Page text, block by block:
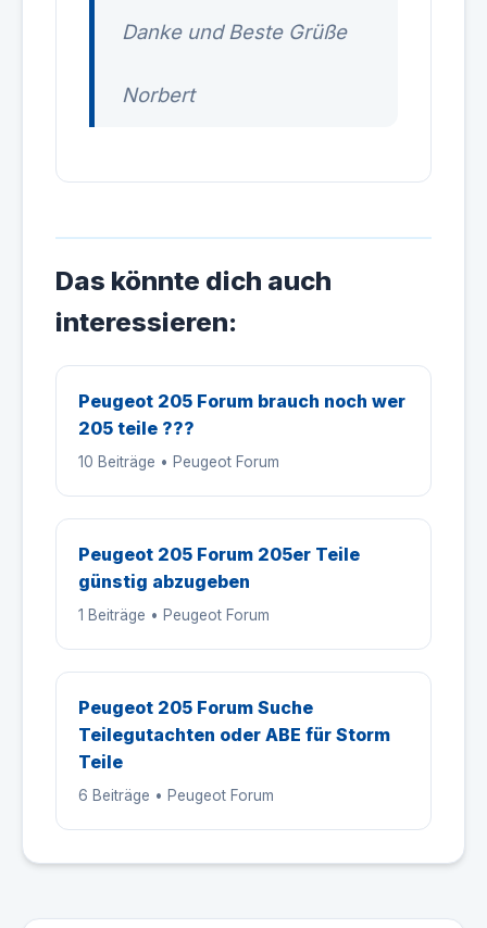
Danke und Beste Grüße
Norbert
Das könnte dich auch
interessieren:
Peugeot 205 Forum brauch noch wer
205 teile ???
10 Beiträge • Peugeot Forum
Peugeot 205 Forum 205er Teile
günstig abzugeben
1 Beiträge • Peugeot Forum
Peugeot 205 Forum Suche
Teilegutachten oder ABE für Storm
Teile
6 Beiträge • Peugeot Forum